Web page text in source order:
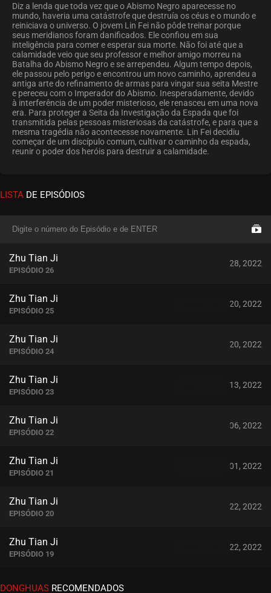
Diz a lenda que toda vez que o Abismo Negro aparecesse no
mundo, haveria uma catástrofe que destruía os céus e o mundo e
reiniciava o universo. O jovem Lin Fei não pôde treinar porque
seus meridianos foram danificados. Ele confiou em sua
inteligência para comer e esperar sua morte. Não foi até que a
calamidade veio que seu professor e melhor amigo morreu na
Batalha do Abismo Negro e se arrependeu. Algum tempo depois,
ele passou pelo perigo e encontrou um novo caminho, aprendeu a
antiga arte do refinamento de armas para vingar sua seita Mestre
e pereceu com o Imperador do Abismo. Inesperadamente, devido
à interferência de um poder misterioso, ele renasceu em uma nova
era. Para proteger a Seita da Investigação da Espada que foi
transmitida pelas pessoas misteriosas da catástrofe, e para que a
mesma tragédia não acontecesse novamente. Lin Fei decidiu
começar de um discípulo comum, cultivar o caminho da espada,
reunir o poder dos heróis para destruir a calamidade.
LISTA DE EPISÓDIOS
Zhu Tian Ji
EPISÓDIO 26
julho 28, 2022
Zhu Tian Ji
EPISÓDIO 25
julho 20, 2022
Zhu Tian Ji
EPISÓDIO 24
julho 20, 2022
Zhu Tian Ji
EPISÓDIO 23
julho 13, 2022
Zhu Tian Ji
EPISÓDIO 22
julho 06, 2022
Zhu Tian Ji
EPISÓDIO 21
julho 01, 2022
Zhu Tian Ji
EPISÓDIO 20
junho 22, 2022
Zhu Tian Ji
EPISÓDIO 19
junho 22, 2022
Zhu Tian Ji
DONGHUAS RECOMENDADOS